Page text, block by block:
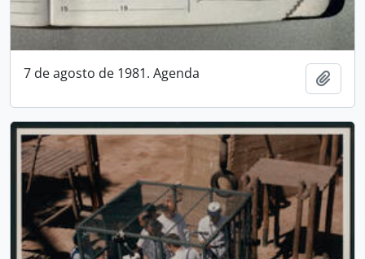
7 de agosto de 1981. Agenda